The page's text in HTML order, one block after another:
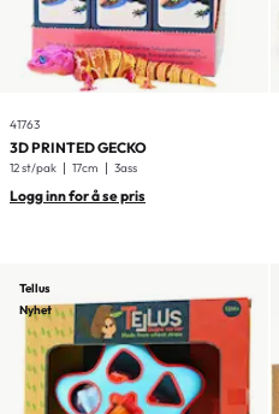
41763
3D PRINTED GECKO
12 st/pak 17cm 3ass
Logg inn for å se pris
Tellus
Nyhet